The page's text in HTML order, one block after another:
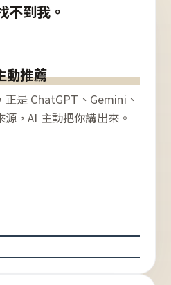
不到我。
動推薦
是 ChatGPT、Gemini、
，AI 主動把你講出來。